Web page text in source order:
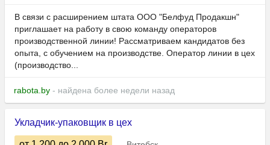
В связи с расширением штата ООО "Белфуд Продакшн"
приглашает на работу в свою команду операторов
производственной линии! Рассматриваем кандидатов без
опыта, с обучением на производстве. Оператор линии в цех
(производство...
rabota.by - найдена более недели назад
Укладчик-упаковщик в цех